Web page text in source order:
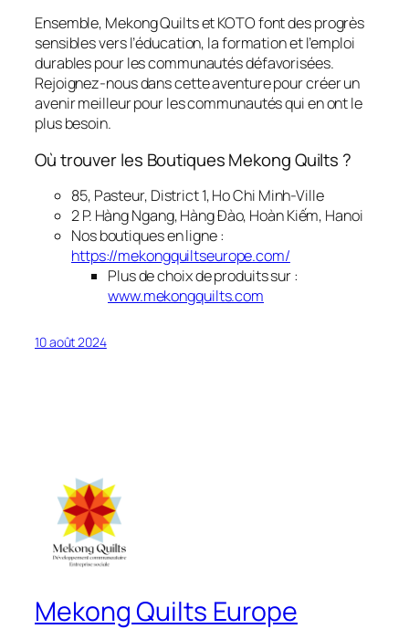
Ensemble, Mekong Quilts et KOTO font des progrès
sensibles vers l’éducation, la formation et l’emploi
durables pour les communautés défavorisées.
Rejoignez-nous dans cette aventure pour créer un
avenir meilleur pour les communautés qui en ont le
plus besoin.
Où trouver les Boutiques Mekong Quilts ?
85, Pasteur, District 1, Ho Chi Minh-Ville
2 P. Hàng Ngang, Hàng Đào, Hoàn Kiếm, Hanoi
Nos boutiques en ligne :
https://mekongquiltseurope.com/
Plus de choix de produits sur :
www.mekongquilts.com
10 août 2024
Mekong Quilts Europe